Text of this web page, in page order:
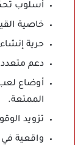
أسلوب
خاصية
حرية
دعم
أوضاع
الممتعة.
تزويد
واقعية في